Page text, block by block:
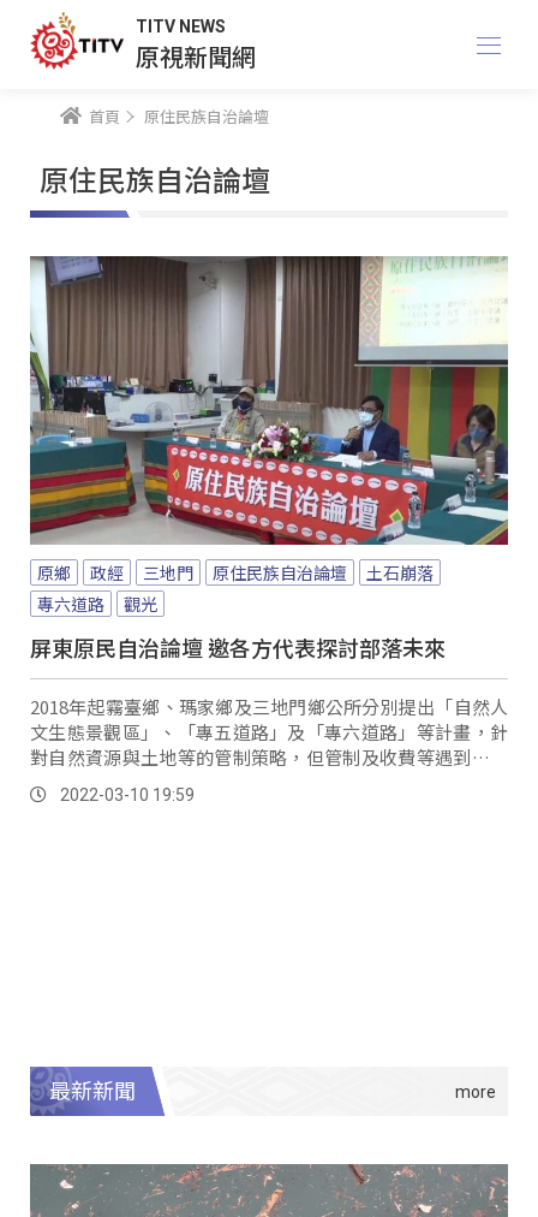
TITV NEWS
原視新聞網
首頁 原住民族自治論壇
原住民族自治論壇
原鄉 政經 三地門 原住民族自治論壇
土石崩落
專六道路
觀光
屏東原民自治論壇 邀各方代表探討部落未來
2018年起霧臺鄉、瑪家鄉及三地門鄉公所分別提出「自然人
文生態景觀區」、「專五道路」及「專六道路」等計畫，針
對自然資源與土地等的管制策略，但管制及收費等遇到諸多
困難和窒礙難行之處。
2022-03-10 19:59
最新新聞